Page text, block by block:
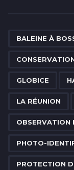
BALEINE À
GLOBICE
LA RÉUNION
OBSERVATION
PHOTO-
PROTECTION